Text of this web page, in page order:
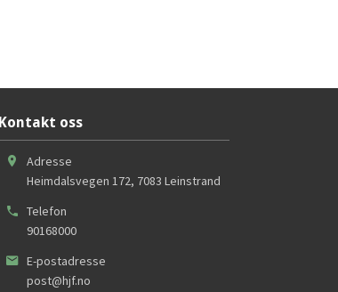
Kontakt oss
Adresse
Heimdalsvegen 172, 7083 Leinstrand
Telefon
90168000
E-postadresse
post@hjf.no